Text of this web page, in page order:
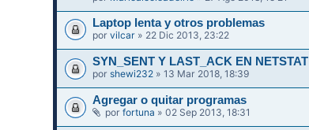
Laptop lenta y otros problemas
porvilcar » 22 Dic 2013, 23:22
SYN_SENT Y LAST_ACK EN NETSTAT
porshewi232 » 13 Mar 2018, 18:39
Agregar o quitar programas
porfortuna » 02 Sep 2013, 18:31